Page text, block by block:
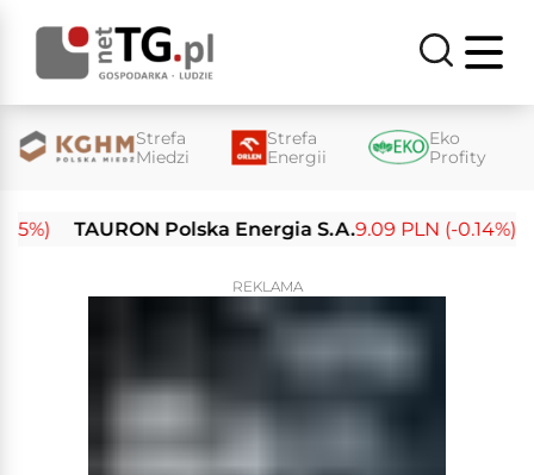
Strefa
Miedzi
Strefa
Energii
Eko
Profity
TAURON Polska Energia S.A.9.09 PLN (-0.14%)
REKLAMA